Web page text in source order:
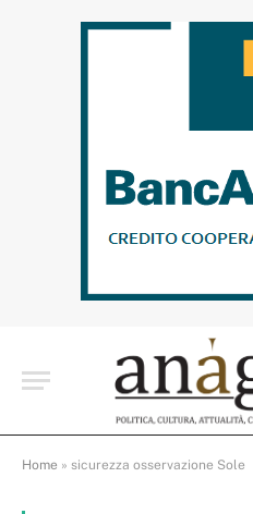
Home » sicurezza osservazione Sole